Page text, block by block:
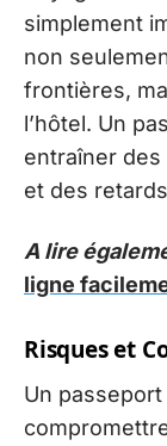
simplement
non
frontières,
l’hôtel. Un
entraîner
et des
A lire
ligne
Risques et
Un